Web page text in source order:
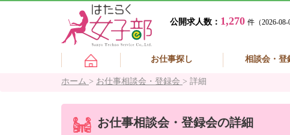
公開求人数： 1,270 件（2026-08-
お仕事探し 相談会・登
ホーム > お仕事相談会・登録会 > 詳細
お仕事相談会・登録会の詳細